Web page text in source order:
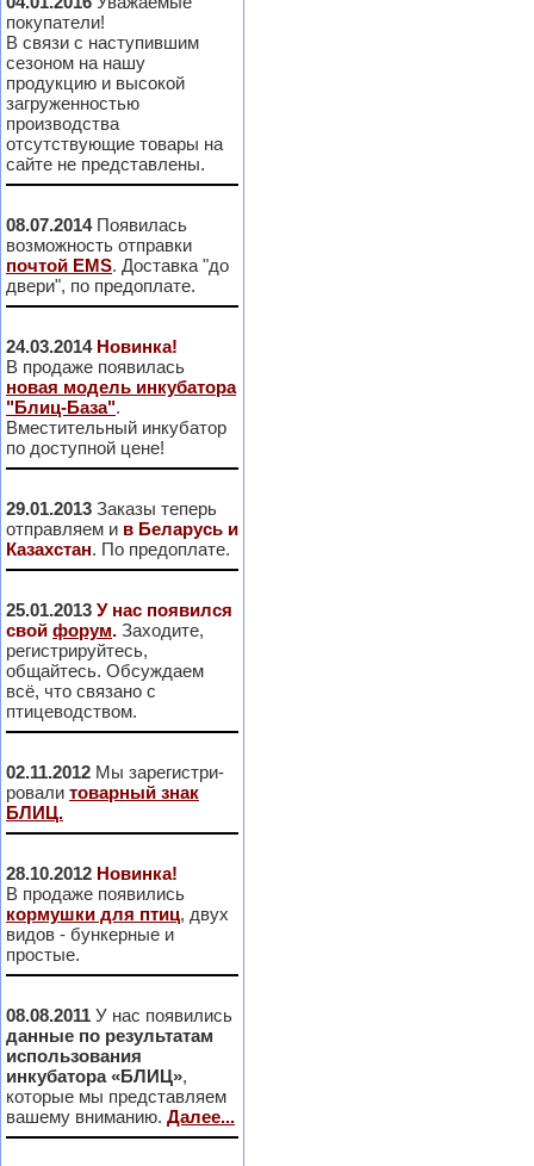
покупатели!
В связи с наступившим
сезоном на нашу
продукцию и высокой
загруженностью
производства
отсутствующие товары на
сайте не представлены.
08.07.2014Появилась
возможность отправки
почтой EMS. Доставка "до
двери", по предоплате.
24.03.2014 Новинка!
В продаже появилась
новая модель инкубатора
"Блиц-База".
Вместительный инкубатор
по доступной цене!
29.01.2013 Заказы теперь
отправляем и в Беларусь и
Казахстан. По предоплате.
25.01.2013 У нас появился
свой форум. Заходите,
регистрируйтесь,
общайтесь. Обсуждаем
всё, что связано с
птицеводством.
02.11.2012 Мы зарегистри-
ровали товарный знак
БЛИЦ.
28.10.2012 Новинка!
В продаже появились
кормушки для птиц, двух
видов - бункерные и
простые.
08.08.2011 У нас появились
данные по результатам
использования
инкубатора «БЛИЦ»,
которые мы представляем
вашему вниманию. Далее...